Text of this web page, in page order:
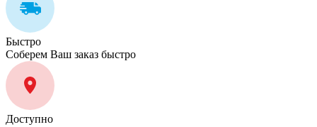
Быстро
Соберем Ваш заказ быстро
Доступно